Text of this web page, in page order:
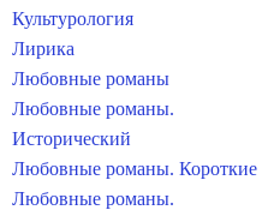
Культурология
Лирика
Любовные романы
Любовные романы.
Исторический
Любовные романы. Короткие
Любовные романы.